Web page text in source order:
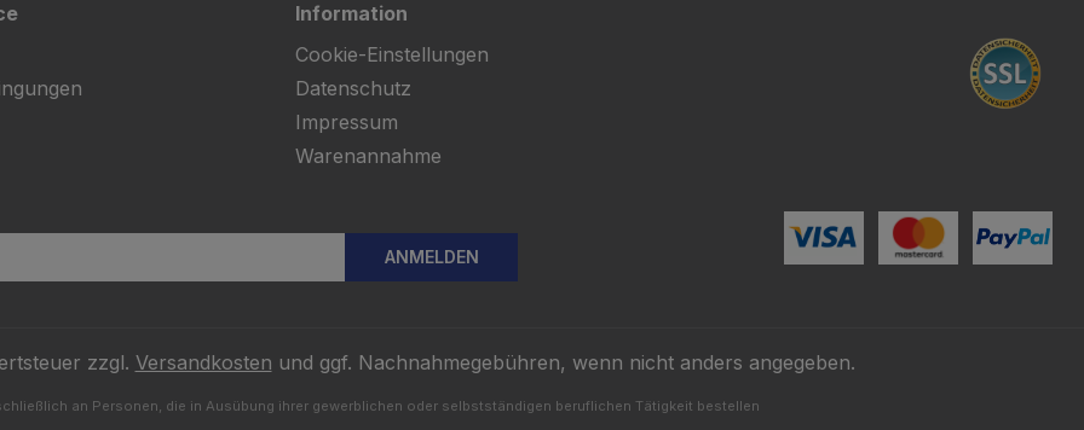
Information
Cookie-Einstellungen
Datenschutz
Impressum
Warenannahme
ANMELDEN
zzgl. Versandkosten und ggf. Nachnahmegebühren, wenn nicht anders angegeben.
an Personen, die in Ausübung ihrer gewerblichen oder selbstständigen beruflichen Tätigkeit bestellen